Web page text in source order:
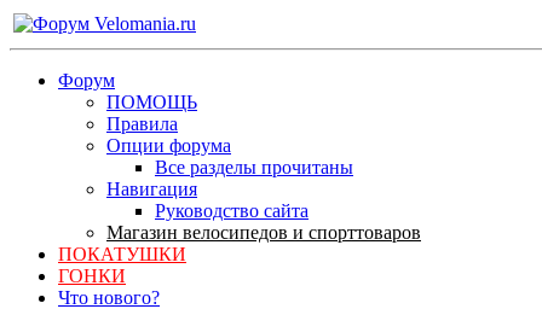
Форум
ПОМОЩЬ
Правила
Опции форума
Все разделы прочитаны
Навигация
Руководство сайта
Магазин велосипедов и спорттоваров
ПОКАТУШКИ
ГОНКИ
Что нового?